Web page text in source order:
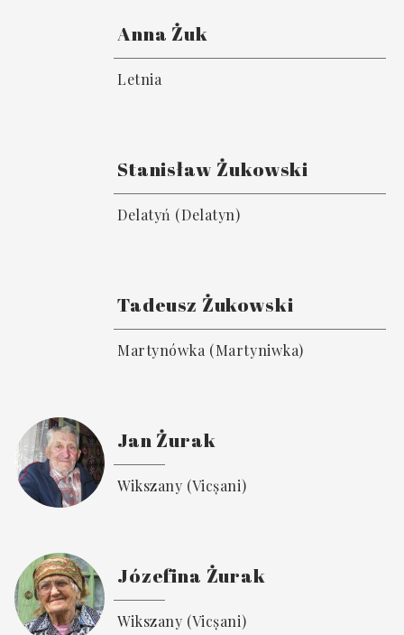
Anna Żuk
Letnia
Stanisław Żukowski
Delatyń (Delatyn)
Tadeusz Żukowski
Martynówka (Martyniwka)
Jan Żurak
Wikszany (Vicșani)
Józefina Żurak
Wikszany (Vicșani)